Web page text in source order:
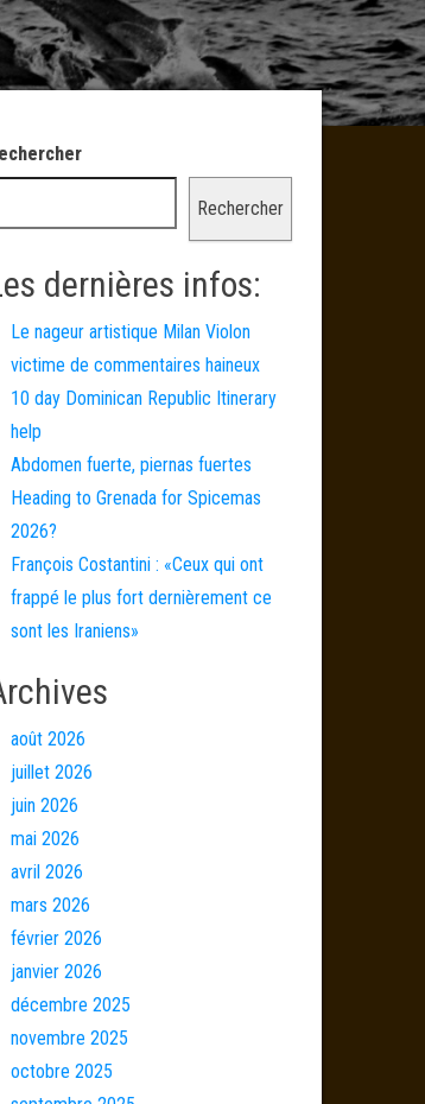
Rechercher
dernières infos:
Le nageur artistique Milan Violon
victime de commentaires haineux
10 day Dominican Republic Itinerary
help
Abdomen fuerte, piernas fuertes
Heading to Grenada for Spicemas
2026?
François Costantini : «Ceux qui ont
frappé le plus fort dernièrement ce
sont les Iraniens»
août 2026
juillet 2026
juin 2026
mai 2026
avril 2026
mars 2026
février 2026
janvier 2026
décembre 2025
novembre 2025
octobre 2025